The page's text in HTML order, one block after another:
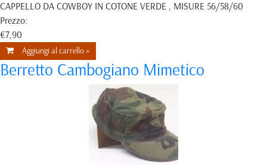
CAPPELLO DA COWBOY IN COTONE VERDE , MISURE 56/58/60
Prezzo:
€7,90
Aggiungi al carrello »
Berretto Cambogiano Mimetico